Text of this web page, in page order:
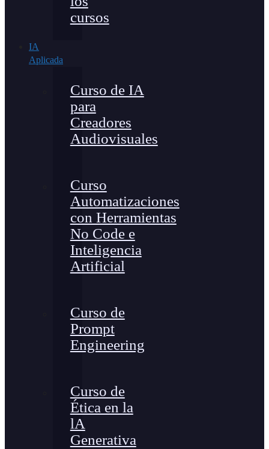
cursos
IA
Aplicada
Curso de IA
para
Creadores
Audiovisuales
Curso
Automatizaciones
con Herramientas
No Code e
Inteligencia
Artificial
Curso de
Prompt
Engineering
Curso de
Ética en la
lA
Generativa